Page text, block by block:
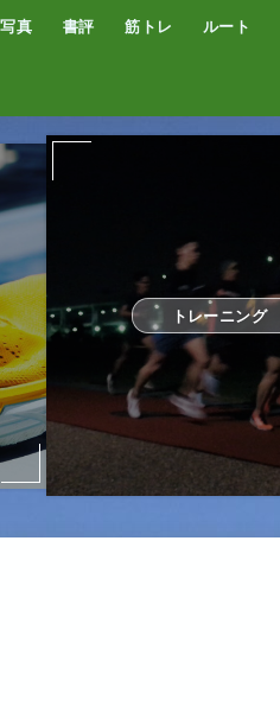
写真 書評 筋トレ ルート
トレーニング